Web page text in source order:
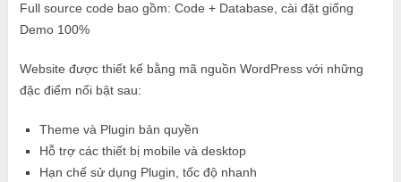
Full source code bao gồm: Code + Database, cài đặt giống
Demo 100%
Website được thiết kế bằng mã nguồn WordPress với những
đặc điểm nổi bật sau:
Theme và Plugin bản quyền
Hỗ trợ các thiết bị mobile và desktop
Hạn chế sử dụng Plugin, tốc độ nhanh